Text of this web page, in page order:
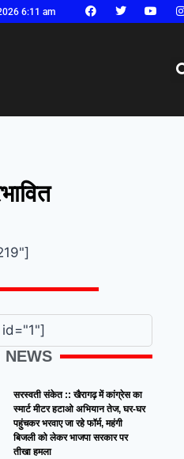
6:11 am
NEWS
सरस्वती संकेत :: खैरागढ़ में कांग्रेस का
स्मार्ट मीटर हटाओ अभियान तेज, घर-घर
पहुंचकर भरवाए जा रहे फॉर्म, महंगी
बिजली को लेकर भाजपा सरकार पर
तीखा हमला